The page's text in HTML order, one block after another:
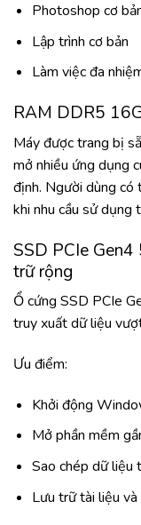
Photoshop cơ
Lập trình cơ bản
Làm việc đa
RAM DDR5
Máy được trang bị
mở nhiều ứng dụng
định. Người dùng
khi nhu cầu sử dụng
SSD PCIe
trữ rộng
Ổ cứng SSD PCIe
truy xuất dữ liệu
Ưu điểm:
Khởi động
Mở phần mềm
Sao chép dữ liệu
Lưu trữ tài liệu